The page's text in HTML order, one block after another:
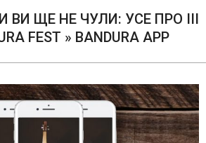
ВИ ЩЕ НЕ ЧУЛИ: УСЕ ПРО III
FEST » BANDURA APP